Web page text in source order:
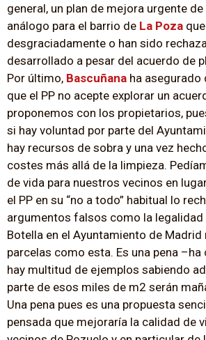
general, un plan de mejora urgente
análogo para el barrio de La Poza que
desgraciadamente o han sido
desarrollado a pesar del acuerdo de
Por último, Bascuñana ha asegurado
que el PP no acepte explorar un
proponemos con los propietarios,
si hay voluntad por parte del
hay recursos de sobra y una vez
costes más allá de la limpieza.
de vida para nuestros vecinos en
el PP en su “no a todo” habitual lo
argumentos falsos como la legalidad
Botella en el Ayuntamiento de
parcelas como esta. Es una pena
hay multitud de ejemplos sabiendo
parte de esos miles de m2 serán
Una pena pues es una propuesta
pensada que mejoraría la calidad de